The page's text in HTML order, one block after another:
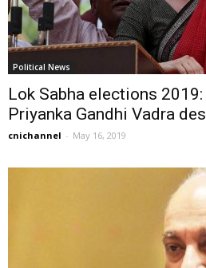
Political News
Lok Sabha elections
Priyanka Gandhi Vadra
cnichannel - May 16, 2019